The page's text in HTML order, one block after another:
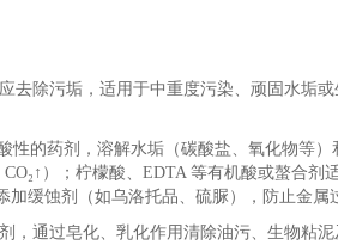
去除污垢，适用于中重度污染、顽固水垢
性的药剂，溶解水垢（碳酸盐、氧化物等
）；柠檬酸、EDTA 等有机酸或螯合剂
缓蚀剂（如乌洛托品、硫脲），防止金属
，通过皂化、乳化作用清除油污、生物粘泥